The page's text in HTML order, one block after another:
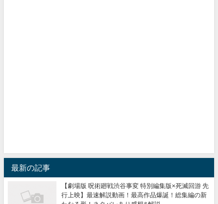
最新の記事
【劇場版 呪術廻戦渋谷事変 特別編集版×死滅回游 先
行上映】最速解説動画！最高作品爆誕！総集編の新